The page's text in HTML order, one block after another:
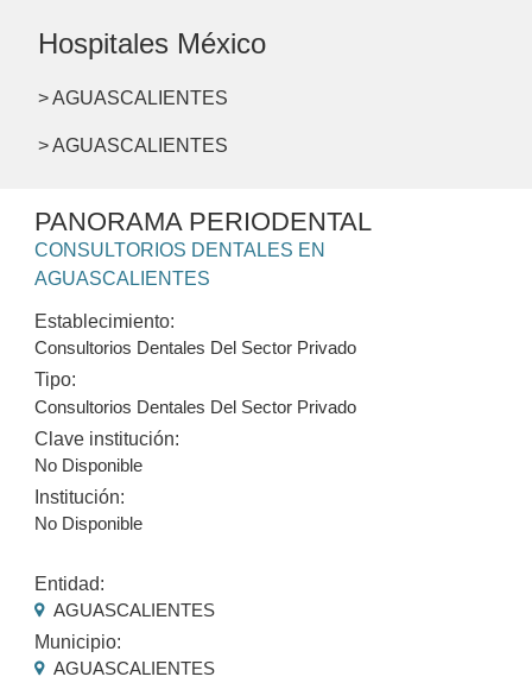
Hospitales México
> AGUASCALIENTES
> AGUASCALIENTES
PANORAMA PERIODENTAL
CONSULTORIOS DENTALES EN
AGUASCALIENTES
Establecimiento:
Consultorios Dentales Del Sector Privado
Tipo:
Consultorios Dentales Del Sector Privado
Clave institución:
No Disponible
Institución:
No Disponible
Entidad:
AGUASCALIENTES
Municipio:
AGUASCALIENTES